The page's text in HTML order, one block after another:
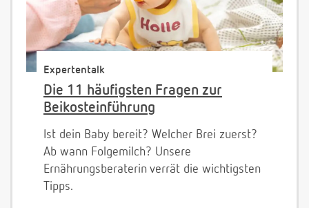
Expertentalk
Die 11 häufigsten Fragen zur
Beikosteinführung
Ist dein Baby bereit? Welcher Brei zuerst?
Ab wann Folgemilch? Unsere
Ernährungsberaterin verrät die wichtigsten
Tipps.